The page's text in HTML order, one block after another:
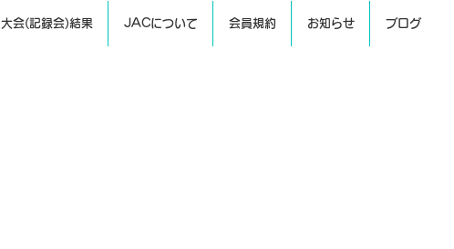
大会(記録会)結果 JACについて 会員規約 お知らせ ブログ